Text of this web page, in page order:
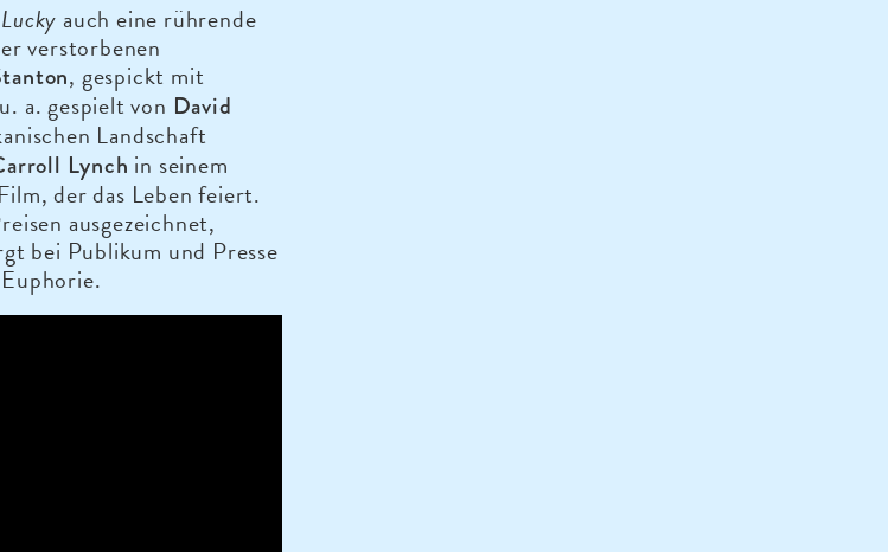
Lucky auch eine rührende
verstorbenen
, gespickt mit
a. gespielt von David
Landschaft
Lynch in seinem
der das Leben feiert.
ausgezeichnet,
bei Publikum und Presse